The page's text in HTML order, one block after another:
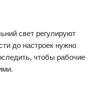
свет регулируют
до настроек нужно
чтобы рабочие